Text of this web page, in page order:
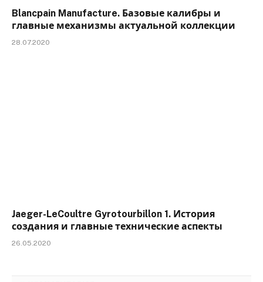
Blancpain Manufacture. Базовые калибры и
главные механизмы актуальной коллекции
28.07.2020
Jaeger-LeCoultre Gyrotourbillon 1. История
создания и главные технические аспекты
26.05.2020